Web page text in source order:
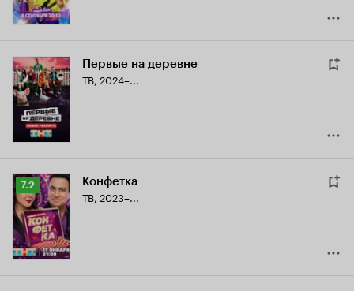
Первые на деревне
ТВ, 2024–...
Рейтинг
Кинопоиска
7.2
7.2 Конфетка
ТВ, 2023–...